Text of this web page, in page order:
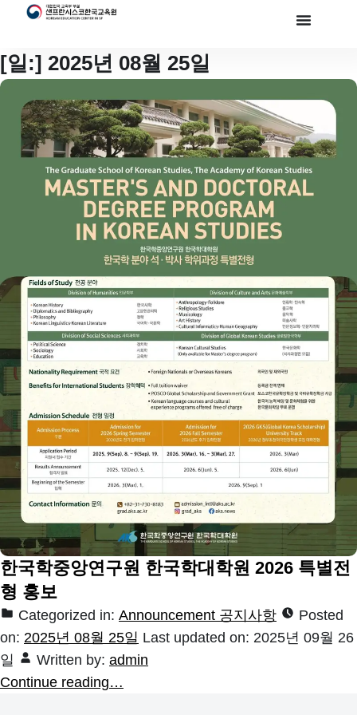
[일:] 2025년 08월 25일
한국학중앙연구원 한국학대학원 2026 특별전
형 홍보
Categorized in: Announcement 공지사항
Posted
on: 2025년 08월 25일 Last updated on: 2025년 09월 26
일
Written by: admin
Continue reading…